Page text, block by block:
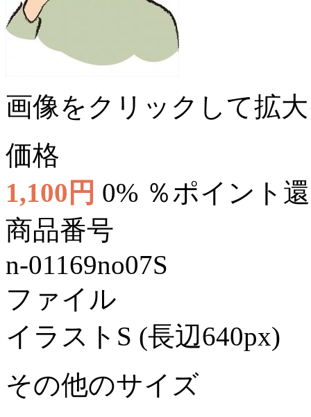
画像をクリックして拡
価格
1,100円 0% ％ポイント
商品番号
n-01169no07S
ファイル
イラストS (長辺640px)
その他のサイズ